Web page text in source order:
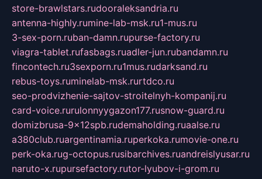
store-brawlstars.rudooraleksandria.ru
antenna-highly.rumine-lab-msk.ru1-mus.ru
3-sex-porn.ruban-damn.rupurse-factory.ru
viagra-tablet.rufasbags.ruadler-jun.rubandamn.ru
fincontech.ru3sexporn.ru1mus.rudarksand.ru
rebus-toys.ruminelab-msk.rurtdco.ru
seo-prodvizhenie-sajtov-stroitelnyh-kompanij.ru
card-voice.rurulonnyygazon177.rusnow-guard.ru
domizbrusa-9x12spb.rudemaholding.ruaalse.ru
a380club.ruargentinamia.ruperkoka.rumovie-one.ru
perk-oka.rug-octopus.rusibarchives.ruandreislyusar.ru
naruto-x.rupursefactory.rutor-lyubov-i-grom.ru